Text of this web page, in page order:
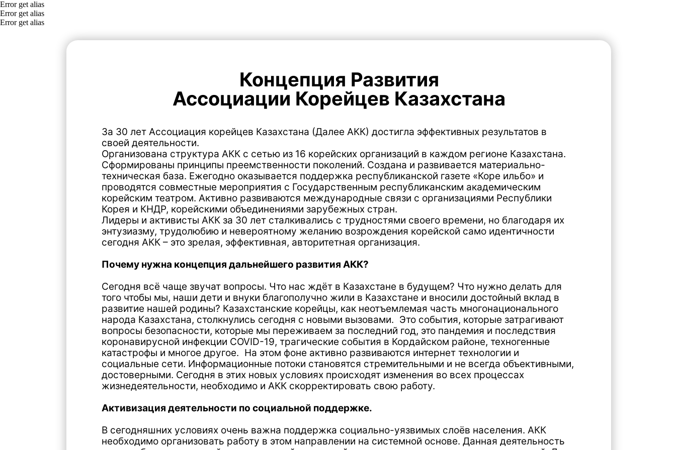
Error get alias
Error get alias
Error get alias
Концепция Развития
Ассоциации Корейцев Казахстана
своей деятельности.
Организована структура АКК с сетью из 16 корейских организаций в каждом регионе Казахстана.
Сформированы принципы преемственности поколений. Создана и развивается материально-
техническая база. Ежегодно оказывается поддержка республиканской газете «Коре ильбо» и
проводятся совместные мероприятия с Государственным республиканским академическим
корейским театром. Активно развиваются международные связи с организациями Республики
Корея и КНДР, корейскими объединениями зарубежных стран.
Лидеры и активисты АКК за 30 лет сталкивались с трудностями своего времени, но благодаря их
энтузиазму, трудолюбию и невероятному желанию возрождения корейской само идентичности
сегодня АКК – это зрелая, эффективная, авторитетная организация.
Почему нужна концепция дальнейшего развития АКК?
того чтобы мы, наши дети и внуки благополучно жили в Казахстане и вносили достойный вклад в
народа Казахстана, столкнулись сегодня с новыми вызовами. Это события, которые затрагивают
вопросы безопасности, которые мы переживаем за последний год, это пандемия и последствия
коронавирусной инфекции COVID-19, трагические события в Кордайском районе, техногенные
катастрофы и многое другое. На этом фоне активно развиваются интернет технологии и
социальные сети. Информационные потоки становятся стремительными и не всегда объективными,
достоверными. Сегодня в этих новых условиях происходят изменения во всех процессах
жизнедеятельности, необходимо и АКК скорректировать свою работу.
Активизация деятельности по социальной поддержке.
В сегодняшних условиях очень важна поддержка социально-уязвимых слоёв населения. АКК
необходимо организовать работу в этом направлении на системной основе. Данная деятельность
должна быть прозрачной и продуманной, с высокой степенью ответственности исполнителей. Для
организации данного направления необходимо провести кропотливую работу по выявлению
нуждающихся и адресно оказывать поддержку именно тем, кому действительно нужна помощь.